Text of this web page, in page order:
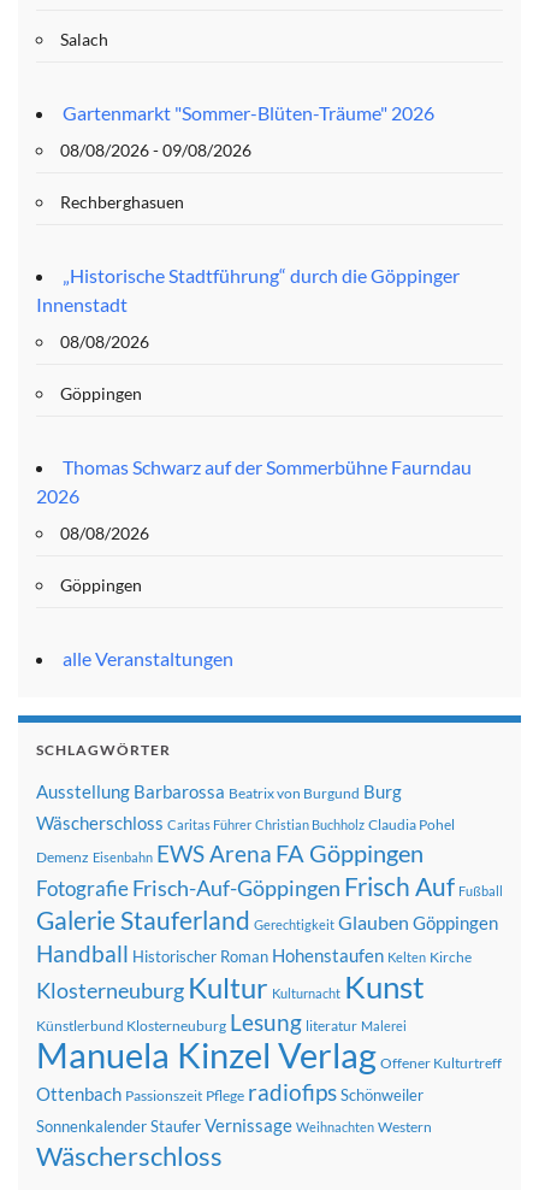
Salach
Gartenmarkt "Sommer-Blüten-Träume" 2026
08/08/2026 - 09/08/2026
Rechberghasuen
„Historische Stadtführung“ durch die Göppinger
Innenstadt
08/08/2026
Göppingen
Thomas Schwarz auf der Sommerbühne Faurndau
2026
08/08/2026
Göppingen
alle Veranstaltungen
SCHLAGWÖRTER
Ausstellung Barbarossa Beatrix von Burgund Burg
Wäscherschloss Caritas Führer Christian Buchholz Claudia Pohel
Demenz Eisenbahn EWS Arena FA Göppingen
FotografieFrisch-Auf-Göppingen Frisch Auf Fußball
Galerie Stauferland Gerechtigkeit Glauben Göppingen
Handball Historischer Roman Hohenstaufen Kelten Kirche
Klosterneuburg Kultur Kulturnacht Kunst
Künstlerbund Klosterneuburg Lesung literatur Malerei
Manuela Kinzel Verlag Offener Kulturtreff
Ottenbach Passionszeit Pflege radiofipsSchönweiler
SonnenkalenderStauferVernissage Weihnachten Western
Wäscherschloss